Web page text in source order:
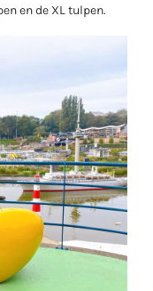
en de XL tulpen.